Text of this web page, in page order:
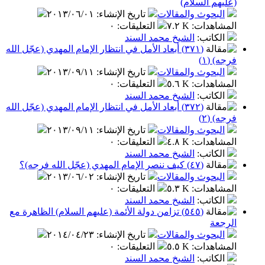
والمقالات
تاريخ الإنشاء :٢٠١٣/٠٦/٠١
٧.٢ K التعليقات:٠
الشيخ محمد السند
(٣٧١) أبعاد الأمل في انتظار الإمام المهدي (عجّل الله
والمقالات
تاريخ الإنشاء :٢٠١٣/٠٩/١١
٥.٦ K التعليقات:٠
الشيخ محمد السند
(٣٧٢) أبعاد الأمل في انتظار الإمام المهدي (عجّل الله
والمقالات
تاريخ الإنشاء :٢٠١٣/٠٩/١١
٤.٨ K التعليقات:٠
الشيخ محمد السند
والمقالات
تاريخ الإنشاء :٢٠١٣/٠٦/٠٢
٥.٣ K التعليقات:٠
الشيخ محمد السند
(٥٤٥) تزامن دولة الأئمة (عليهم السلام) الظاهرة مع
والمقالات
تاريخ الإنشاء :٢٠١٤/٠٤/٢٣
٥.٥ K التعليقات:٠
الشيخ محمد السند